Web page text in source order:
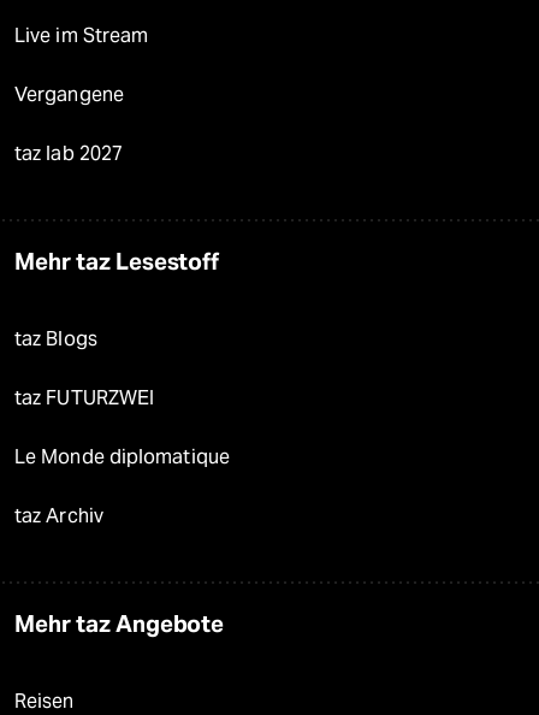
Live im Stream
Vergangene
taz lab 2027
Mehr taz Lesestoff
taz Blogs
taz FUTURZWEI
Le Monde diplomatique
taz Archiv
Mehr taz Angebote
Reisen